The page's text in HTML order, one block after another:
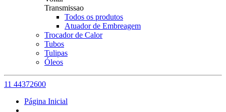
Transmissao
Todos os produtos
Atuador de Embreagem
Trocador de Calor
Tubos
Tulipas
Óleos
11 44372600
Página Inicial